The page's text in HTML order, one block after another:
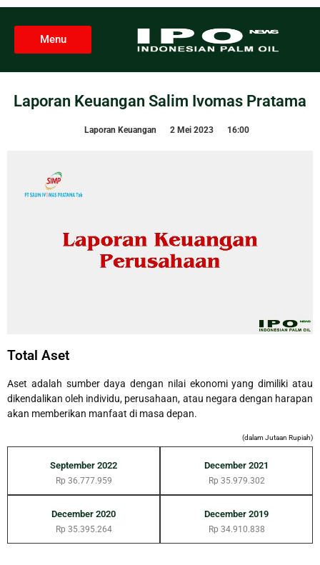
Menu
Laporan Keuangan Salim Ivomas Pratama
Laporan Keuangan 2 Mei 2023 16:00
Total Aset
Aset adalah sumber daya dengan nilai ekonomi yang dimiliki atau
dikendalikan oleh individu, perusahaan, atau negara dengan harapan
akan memberikan manfaat di masa depan.
(dalam Jutaan Rupiah)
September 2022
Rp 36.777.959
December 2021
Rp 35.979.302
December 2020
Rp 35.395.264
December 2019
Rp 34.910.838